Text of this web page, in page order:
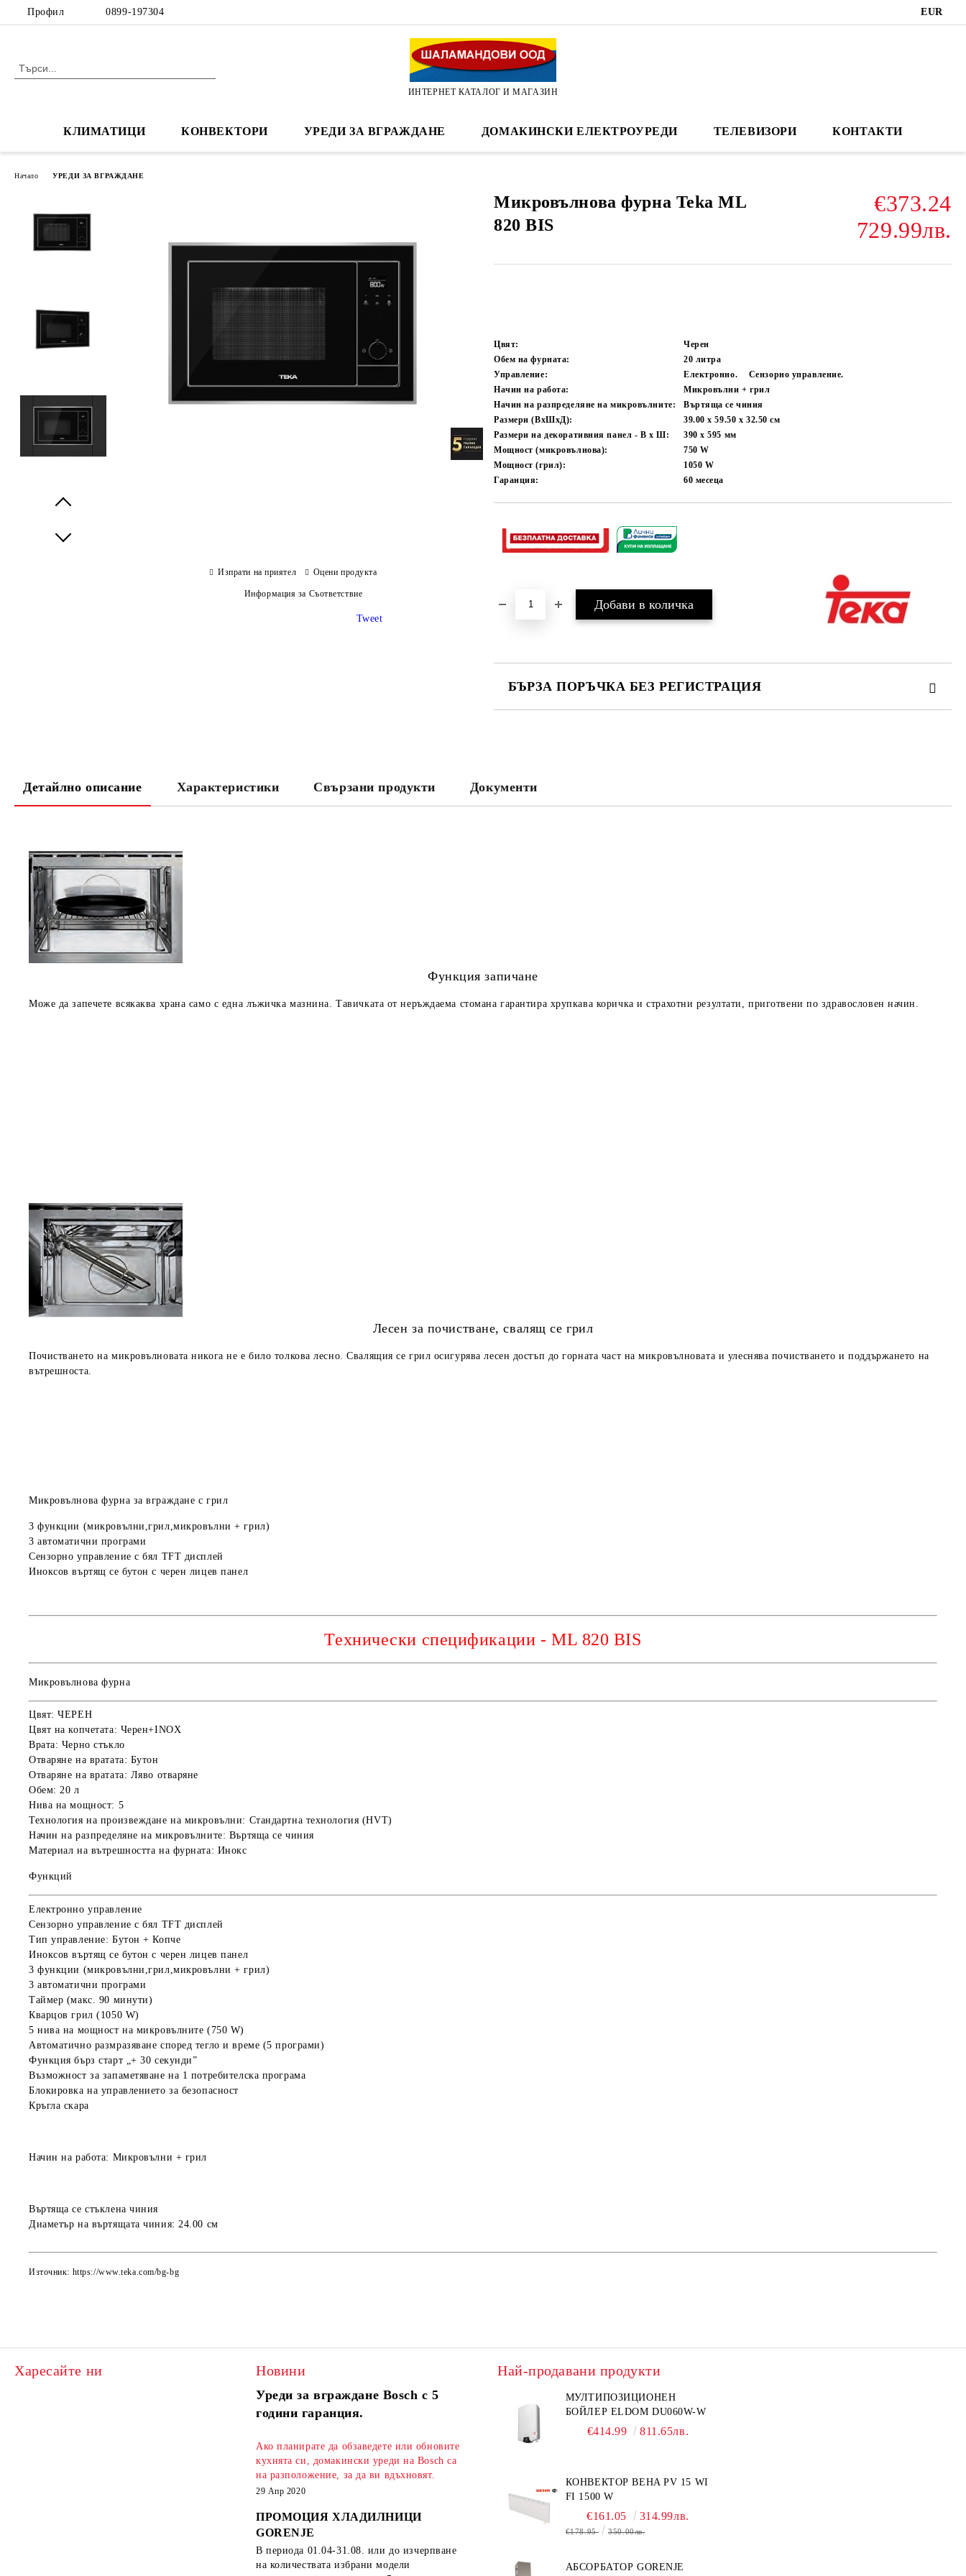
Профил 0899-197304 EUR
ИНТЕРНЕТ КАТАЛОГ И МАГАЗИН
КЛИМАТИЦИ КОНВЕКТОРИ УРЕДИ ЗА ВГРАЖДАНЕ ДОМАКИНСКИ ЕЛЕКТРОУРЕДИ ТЕЛЕВИЗОРИ КОНТАКТИ
Начало УРЕДИ ЗА ВГРАЖДАНЕ
Микровълнова фурна Teka ML
820 BIS
€373.24
729.99лв.
Цвят:
Черен
Обем на фурната:
20 литра
Управление:
Електронно.
Сензорно управление.
Начин на работа:
Микровълни + грил
Начин на разпределяне на микровълните:
Въртяща се чиния
Размери (ВхШхД):
39.00 x 59.50 x 32.50см
Размери на декоративния панел - В х Ш:
390 х 595 мм
Мощност (микровълнова):
750W
Мощност (грил):
1050 W
Гаранция:
60 месеца
БЪРЗА ПОРЪЧКА БЕЗ РЕГИСТРАЦИЯ
Съгласен съм с
Изпрати на приятел Оцени продукта
Информация за Съответствие
Tweet
Детайлно описание Характеристики Свързани продукти Документи
Функция запичане
Може да запечете всякаква храна само с една лъжичка мазнина. Тавичката от неръждаема стомана гарантира хрупкава коричка и страхотни резултати, приготвени по здравословен начин.
Лесен за почистване, свалящ се грил
Почистването на микровълновата никога не е било толкова лесно. Свалящия се грил осигурява лесен достъп до горната част на микровълновата и улеснява почистването и поддържането на
вътрешноста.
Микровълнова фурна за вграждане с грил
3 функции (микровълни,грил,микровълни + грил)
3 автоматични програми
Сензорно управление с бял TFT дисплей
Иноксов въртящ се бутон с черен лицев панел
Технически спецификации - ML 820 BIS
Микровълнова фурна
Цвят:ЧЕРЕН
Цвят на копчетата: Черен+INOX
Врата: Черно стъкло
Отваряне на вратата: Бутон
Отваряне на вратата: Ляво отваряне
Обем:20л
Нива на мощност: 5
Технология на произвеждане на микровълни: Стандартна технология (HVT)
Начин на разпределяне на микровълните: Въртяща се чиния
Материал на вътрешността на фурната: Инокс
Функций
Електронно управление
Сензорно управление с бял TFT дисплей
Тип управление: Бутон + Копче
Иноксов въртящ се бутон с черен лицев панел
3 функции (микровълни,грил,микровълни + грил)
3 автоматични програми
Таймер (макс. 90 минути)
Кварцов грил (1050 W)
5 нива на мощност на микровълните (750 W)
Автоматично размразяване според тегло и време (5 програми)
Функция бърз старт „+ 30 секунди”
Възможност за запаметяване на 1 потребителска програма
Блокировка на управлението за безопасност
Кръгла скара
Начин на работа: Микровълни + грил
Въртяща се стъклена чиния
Диаметър на въртящата чиния: 24.00 см
Източник: https://www.teka.com/bg-bg
Харесайте ни Новини
Уреди за вграждане Bosch с 5
години гаранция.
Ако планирате да обзаведете или обновите
кухнята си, домакински уреди на Bosch са
на разположение, за да ви вдъхновят.
29 Апр 2020
ПРОМОЦИЯ ХЛАДИЛНИЦИ
GORENJE
В периода 01.04-31.08. или до изчерпване
на количествата избрани модели
Най-продавани продукти
МУЛТИПОЗИЦИОНЕН
БОЙЛЕР ELDOM DU060W-W
€414.99 811.65лв.
КОНВЕКТОР BEHA PV 15 WI
FI 1500 W
€161.05 314.99лв.
€178.95 350.00лв.
АБСОРБАТОР GORENJE